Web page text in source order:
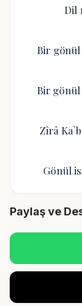
Dil
Bir gönül
Bir gönül
Zîrâ
Gönül
Paylaş ve